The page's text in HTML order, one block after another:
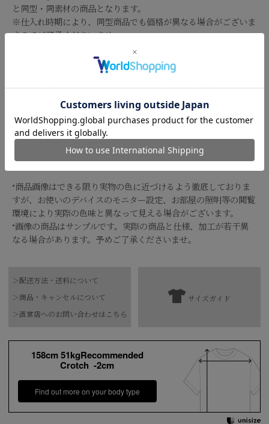
と同型・同素材の商品となります。
※仕入れ時期により、同型商品でも価格が異なる場合がございま
すのでご了承くださいませ。
--------------------------------------
セントジェームス 】
フランス発のカジュアルブランドとしてすっかり定着したセント
ジェームスは、ピカソも愛用したボートネックのバスクシャツを
世界中に広めたブランド。近年はフレンチテイスト溢れるアイテ
ムも増え、変わらず高い人気を誇っています。
--------------------------------------
*商品画像はできる限り実物の色に近づけるよう徹底しておりま
すが、お使いのデバイスのモニター設定、お部屋の照明等の閲覧
環境により実際の色味と異なって見える場合がございます。
*画像の商品はサンプルです。実際の商品と仕様、加工が若干異
なる場合があります。予めご了承くださいませ。
水洗い可
い致します。
原産国
フランス
【お届け希望日につきまして】
※最短日のお届けとなります。
通常は、平日営業日2～4日以内の発送となります。
また連休時、セール時期などはご希望に添えない場合がございま
す。
予めご了承くださいませ。
＞配送方法・送料について
＞商品・キャンセルについて
＞直営店へのお問い合わせはこちら
サイズガイド
158cm 51kgRecommended
Crotch -2cm
Find out more on your body type